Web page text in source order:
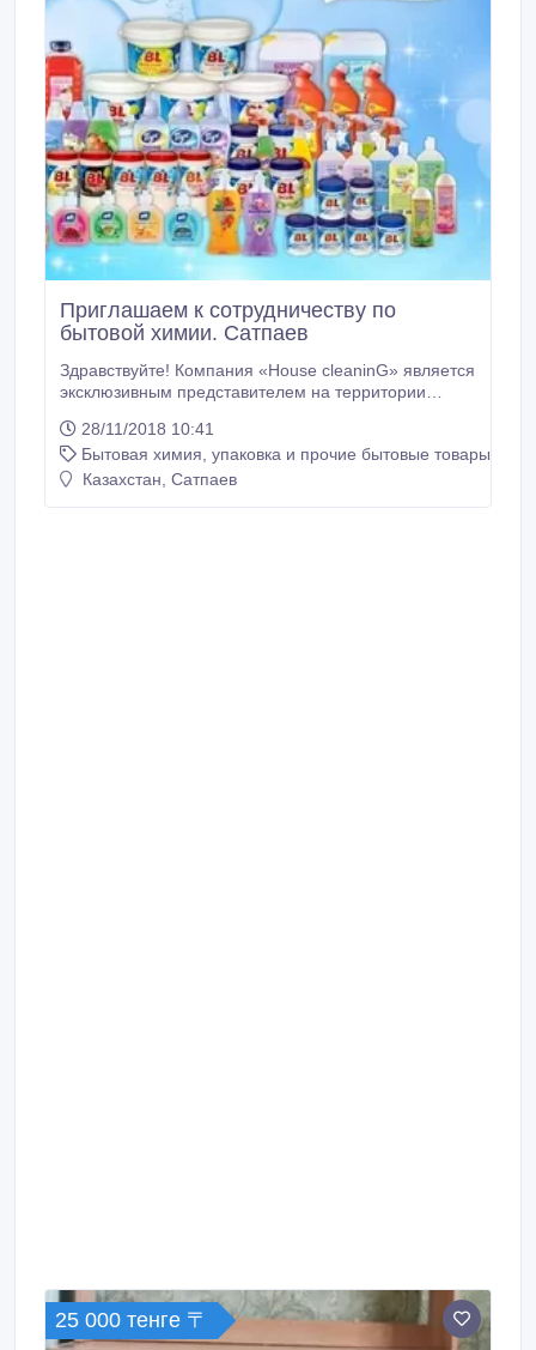
Приглашаем к сотрудничеству по
бытовой химии. Сатпаев
Здравствуйте! Компания «House cleaninG» является
эксклюзивным представителем на территории
продукция изготавливается из высококачественных
ингредиентов по современной технологии,
разработанной специалистами компании, при этом
28/11/2018 10:41
Бытовая химия, упаковка и прочие бытовые товары
Казахстан, Сатпаев
25 000 тенге 〒